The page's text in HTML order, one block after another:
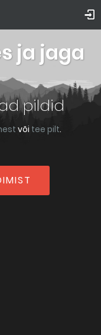
ja jaga
pildid
või tee pilt.